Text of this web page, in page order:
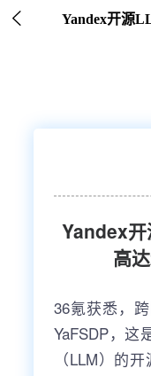

Yandex
高
36氪获悉，
YaFSDP，这
（LLM）的